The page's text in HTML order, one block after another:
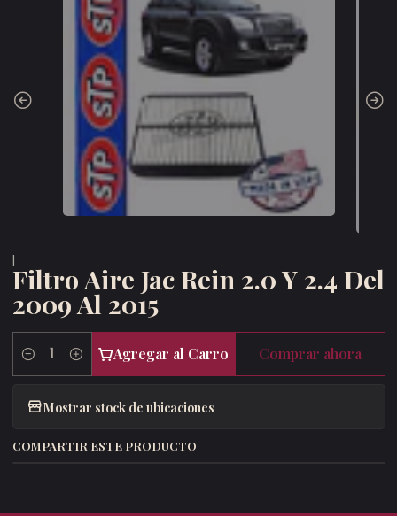
Filtro Aire Jac Rein 2.0 Y 2.4 Del
2009 Al 2015
Cantidad
Agregar al Carro Comprar ahora
Mostrar stock de ubicaciones
COMPARTIR ESTE PRODUCTO